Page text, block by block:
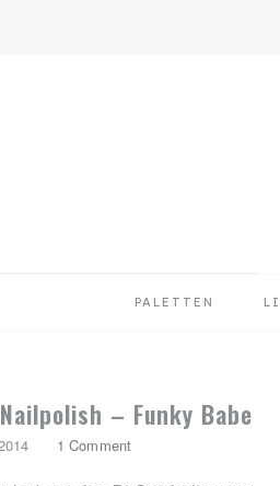
PALETTEN
– Funky Babe
1 Comment